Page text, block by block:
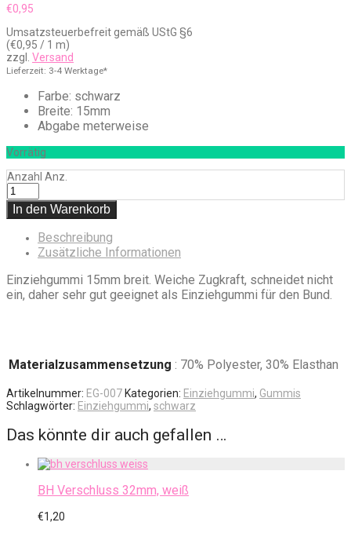
€0,95
Umsatzsteuerbefreit gemäß UStG §6
(€0,95 / 1 m)
zzgl. Versand
Lieferzeit: 3-4 Werktage*
Farbe: schwarz
Breite: 15mm
Abgabe meterweise
Vorrätig
Anzahl Anz.
In den Warenkorb
Beschreibung
Zusätzliche Informationen
Einziehgummi 15mm breit. Weiche Zugkraft, schneidet nicht
ein, daher sehr gut geeignet als Einziehgummi für den Bund.
Materialzusammensetzung : 70% Polyester, 30% Elasthan
Artikelnummer: EG-007Kategorien: Einziehgummi, Gummis
Schlagwörter: Einziehgummi, schwarz
Das könnte dir auch gefallen …
BH Verschluss 32mm, weiß
€1,20